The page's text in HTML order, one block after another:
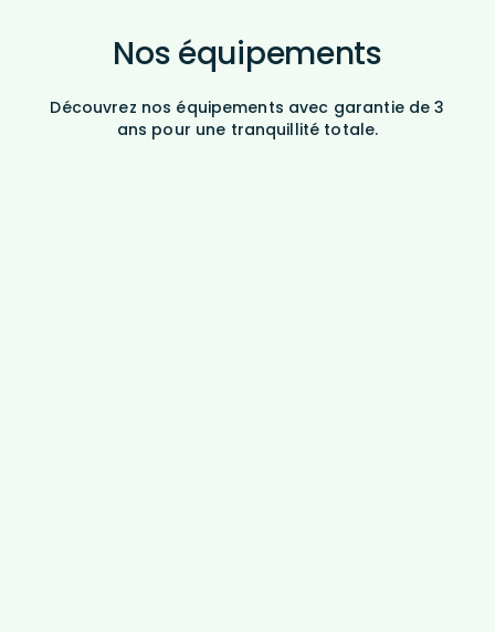
Nos équipements
Découvrez nos équipements avec garantie de 3
ans pour une tranquillité totale.